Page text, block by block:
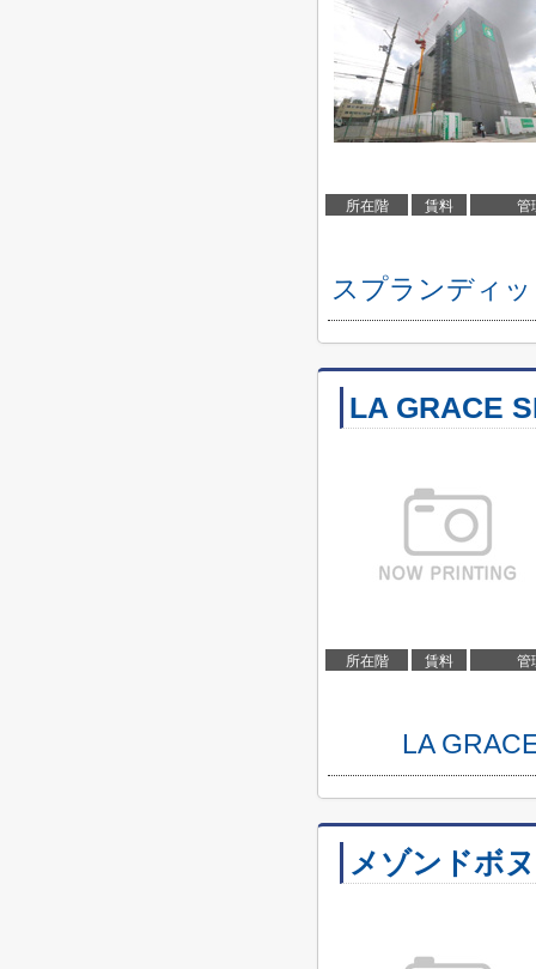
所在階 賃料 管
スプランディ
LA GRACE
所在階 賃料 管
LA
メゾンドボ